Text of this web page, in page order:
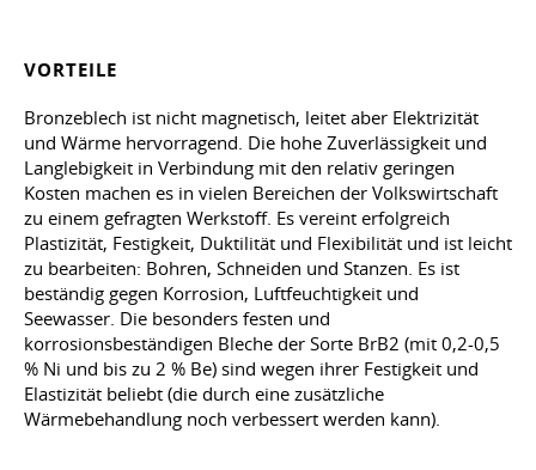
VORTEILE
Bronzeblech ist nicht magnetisch, leitet aber Elektrizität
und Wärme hervorragend. Die hohe Zuverlässigkeit und
Langlebigkeit in Verbindung mit den relativ geringen
Kosten machen es in vielen Bereichen der Volkswirtschaft
zu einem gefragten Werkstoff. Es vereint erfolgreich
Plastizität, Festigkeit, Duktilität und Flexibilität und ist leicht
zu bearbeiten: Bohren, Schneiden und Stanzen. Es ist
beständig gegen Korrosion, Luftfeuchtigkeit und
Seewasser. Die besonders festen und
korrosionsbeständigen Bleche der Sorte BrB2 (mit 0,2-0,5
% Ni und bis zu 2 % Be) sind wegen ihrer Festigkeit und
Elastizität beliebt (die durch eine zusätzliche
Wärmebehandlung noch verbessert werden kann).